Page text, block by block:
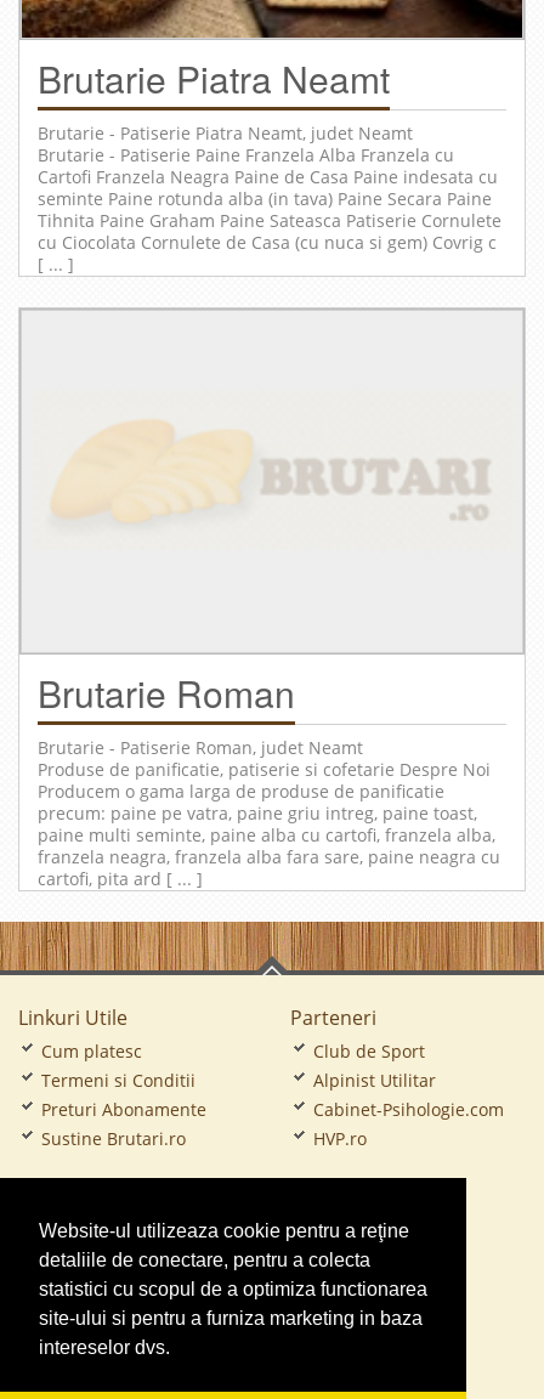
Website-ul utilizeaza cookie pentru a reţine
detaliile de conectare, pentru a colecta
statistici cu scopul de a optimiza functionarea
site-ului si pentru a furniza marketing in baza
intereselor dvs.
Brutarie Piatra Neamt
Brutarie - Patiserie Piatra Neamt, judet Neamt
Brutarie - Patiserie Paine Franzela Alba Franzela cu
Cartofi Franzela Neagra Paine de Casa Paine indesata cu
seminte Paine rotunda alba (in tava) Paine Secara Paine
Tihnita Paine Graham Paine Sateasca Patiserie Cornulete
cu Ciocolata Cornulete de Casa (cu nuca si gem) Covrig c
[ ... ]
Brutarie Roman
Brutarie - Patiserie Roman, judet Neamt
Produse de panificatie, patiserie si cofetarie Despre Noi
Producem o gama larga de produse de panificatie
precum: paine pe vatra, paine griu intreg, paine toast,
paine multi seminte, paine alba cu cartofi, franzela alba,
franzela neagra, franzela alba fara sare, paine neagra cu
cartofi, pita ard [ ... ]
Linkuri Utile
Cum platesc
Termeni si Conditii
Preturi Abonamente
Sustine Brutari.ro
Parteneri
Club de Sport
Alpinist Utilitar
Cabinet-Psihologie.com
HVP.ro
FirmaTractariAuto.ro
Service-Reparatii.com
Servicii-DDD.com
Gradinita Particulara
Ambalaje Romania